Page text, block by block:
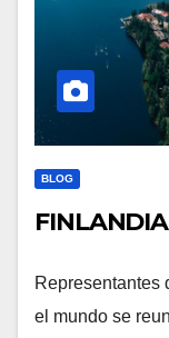
BLOG
Representantes
el mundo se